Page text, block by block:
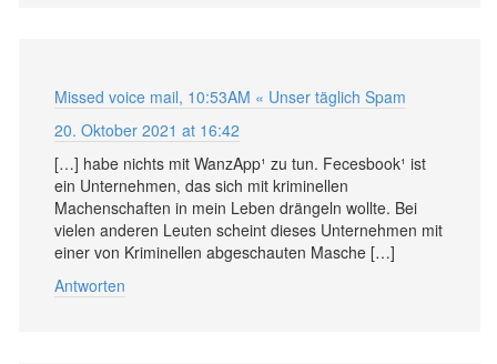
Missed voice mail, 10:53AM « Unser täglich Spam
20. Oktober 2021 at 16:42
[…] habe nichts mit WanzApp¹ zu tun. Fecesbook¹ ist
ein Unternehmen, das sich mit kriminellen
Machenschaften in mein Leben drängeln wollte. Bei
vielen anderen Leuten scheint dieses Unternehmen mit
einer von Kriminellen abgeschauten Masche […]
Antworten